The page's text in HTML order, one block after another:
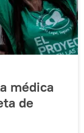
médica
de